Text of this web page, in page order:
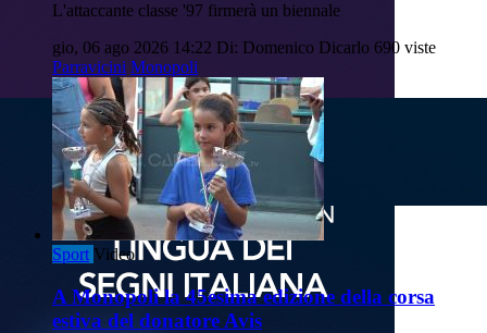
L'attaccante classe '97 firmerà un biennale
gio, 06 ago 2026 14:22 Di: Domenico Dicarlo 690 viste
Parravicini Monopoli
Sport Video
A Monopoli la 45esima edizione della corsa
estiva del donatore Avis